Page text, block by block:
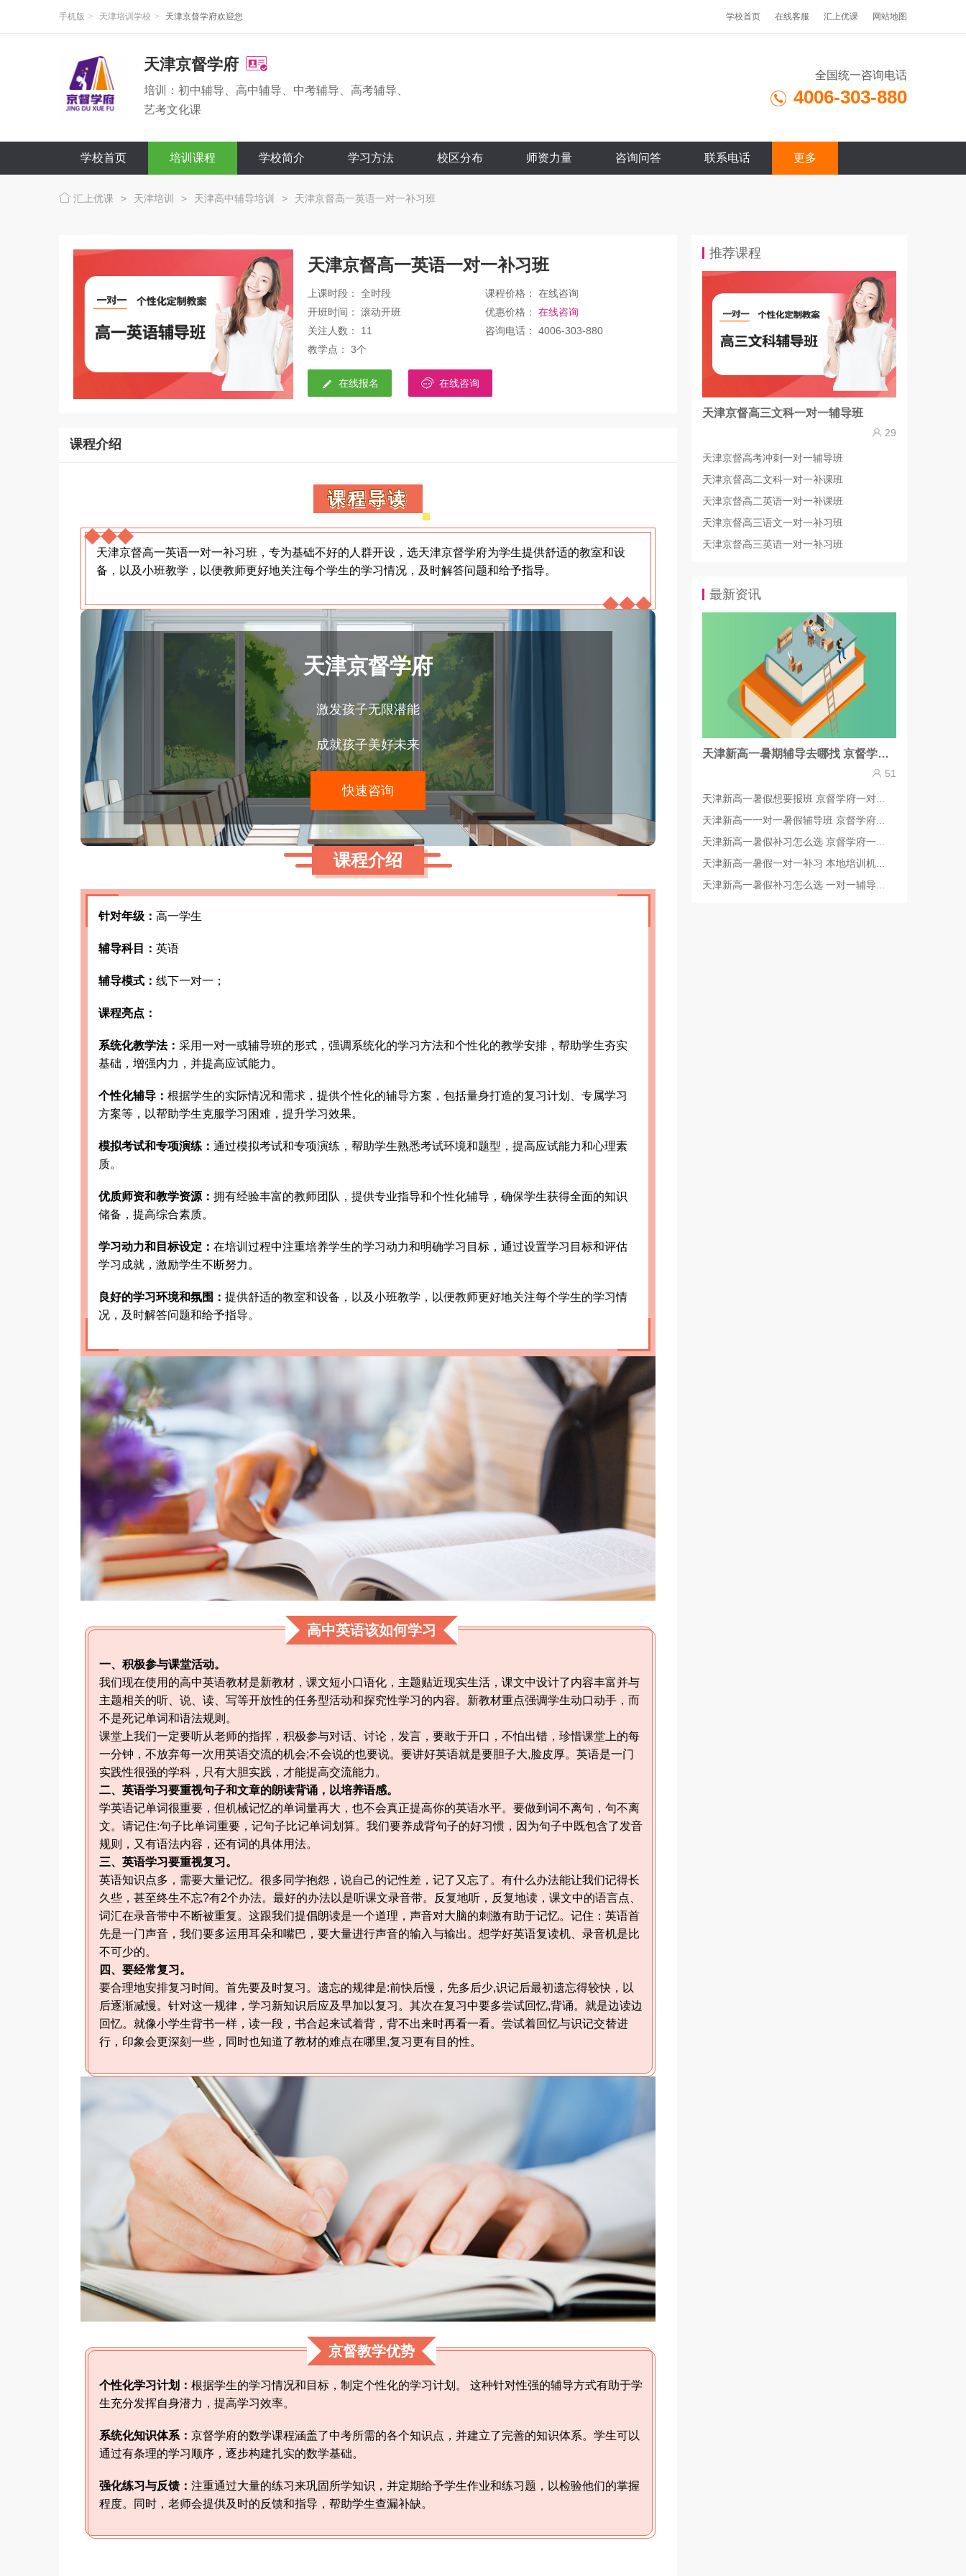
手机版 > 天津培训学校 > 天津京督学府欢迎您 学校首页 在线客服 汇上优课 网站地图
天津京督学府
培训：初中辅导、高中辅导、中考辅导、高考辅导、
艺考文化课
全国统一咨询电话
4006-303-880
学校首页 培训课程 学校简介 学习方法 校区分布 师资力量 咨询问答 联系电话 更多
汇上优课 > 天津培训 > 天津高中辅导培训 > 天津京督高一英语一对一补习班
天津京督高一英语一对一补习班
上课时段： 全时段 课程价格： 在线咨询
开班时间： 滚动开班
优惠价格： 在线咨询
关注人数： 11
咨询电话： 4006-303-880
教学点： 3个
 在线报名  在线咨询
课程介绍
课程导读
天津京督高一英语一对一补习班，专为基础不好的人群开设，选天津京督学府为学生提供舒适的教室和设
备，以及小班教学，以便教师更好地关注每个学生的学习情况，及时解答问题和给予指导。
天津京督学府
激发孩子无限潜能
成就孩子美好未来
快速咨询
课程介绍
针对年级： 高一学生
辅导科目： 英语
辅导模式： 线下一对一；
课程亮点：
系统化教学法： 采用一对一或辅导班的形式，强调系统化的学习方法和个性化的教学安排，帮助学生夯实
基础，增强内力，并提高应试能力。
个性化辅导： 根据学生的实际情况和需求，提供个性化的辅导方案，包括量身打造的复习计划、专属学习
方案等，以帮助学生克服学习困难，提升学习效果。
模拟考试和专项演练： 通过模拟考试和专项演练，帮助学生熟悉考试环境和题型，提高应试能力和心理素
质。
优质师资和教学资源： 拥有经验丰富的教师团队，提供专业指导和个性化辅导，确保学生获得全面的知识
储备，提高综合素质。
学习动力和目标设定： 在培训过程中注重培养学生的学习动力和明确学习目标，通过设置学习目标和评估
学习成就，激励学生不断努力。
良好的学习环境和氛围： 提供舒适的教室和设备，以及小班教学，以便教师更好地关注每个学生的学习情
况，及时解答问题和给予指导。
高中英语该如何学习
一、积极参与课堂活动。
我们现在使用的高中英语教材是新教材，课文短小口语化，主题贴近现实生活，课文中设计了内容丰富并与
主题相关的听、说、读、写等开放性的任务型活动和探究性学习的内容。新教材重点强调学生动口动手，而
不是死记单词和语法规则。
课堂上我们一定要听从老师的指挥，积极参与对话、讨论，发言，要敢于开口，不怕出错，珍惜课堂上的每
一分钟，不放弃每一次用英语交流的机会;不会说的也要说。要讲好英语就是要胆子大,脸皮厚。英语是一门
实践性很强的学科，只有大胆实践，才能提高交流能力。
二、英语学习要重视句子和文章的朗读背诵，以培养语感。
学英语记单词很重要，但机械记忆的单词量再大，也不会真正提高你的英语水平。要做到词不离句，句不离
文。请记住:句子比单词重要，记句子比记单词划算。我们要养成背句子的好习惯，因为句子中既包含了发音
规则，又有语法内容，还有词的具体用法。
三、英语学习要重视复习。
英语知识点多，需要大量记忆。很多同学抱怨，说自己的记性差，记了又忘了。有什么办法能让我们记得长
久些，甚至终生不忘?有2个办法。最好的办法以是听课文录音带。反复地听，反复地读，课文中的语言点、
词汇在录音带中不断被重复。这跟我们提倡朗读是一个道理，声音对大脑的刺激有助于记忆。记住：英语首
先是一门声音，我们要多运用耳朵和嘴巴，要大量进行声音的输入与输出。想学好英语复读机、录音机是比
不可少的。
四、要经常复习。
要合理地安排复习时间。首先要及时复习。遗忘的规律是:前快后慢，先多后少,识记后最初遗忘得较快，以
后逐渐减慢。针对这一规律，学习新知识后应及早加以复习。其次在复习中要多尝试回忆,背诵。就是边读边
回忆。就像小学生背书一样，读一段，书合起来试着背，背不出来时再看一看。尝试着回忆与识记交替进
行，印象会更深刻一些，同时也知道了教材的难点在哪里,复习更有目的性。
京督教学优势
个性化学习计划： 根据学生的学习情况和目标，制定个性化的学习计划。 这种针对性强的辅导方式有助于学
生充分发挥自身潜力，提高学习效率。
系统化知识体系： 京督学府的数学课程涵盖了中考所需的各个知识点，并建立了完善的知识体系。学生可以
通过有条理的学习顺序，逐步构建扎实的数学基础。
强化练习与反馈： 注重通过大量的练习来巩固所学知识，并定期给予学生作业和练习题，以检验他们的掌握
程度。同时，老师会提供及时的反馈和指导，帮助学生查漏补缺。
推荐课程
天津京督高三文科一对一辅导班
29
天津京督高考冲刺一对一辅导班
天津京督高二文科一对一补课班
天津京督高二英语一对一补课班
天津京督高三语文一对一补习班
天津京督高三英语一对一补习班
最新资讯
天津新高一暑期辅导去哪找 京督学府一对一班型详情说
51
天津新高一暑假想要报班 京督学府一对...
天津新高一一对一暑假辅导班 京督学府...
天津新高一暑假补习怎么选 京督学府一...
天津新高一暑假一对一补习 本地培训机...
天津新高一暑假补习怎么选 一对一辅导...